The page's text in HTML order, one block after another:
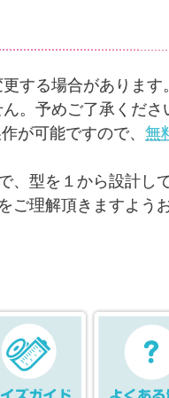
する場合があります
。予めご了承くださ
が可能ですので、無
、型を１から設計し
ご理解頂きますよう